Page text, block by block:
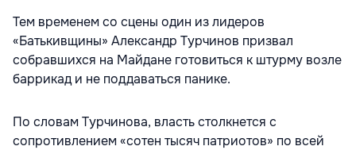
Тем временем со сцены один из лидеров
«Батькивщины» Александр Турчинов призвал
собравшихся на Майдане готовиться к штурму возле
баррикад и не поддаваться панике.
По словам Турчинова, власть столкнется с
сопротивлением «сотен тысяч патриотов» по всей